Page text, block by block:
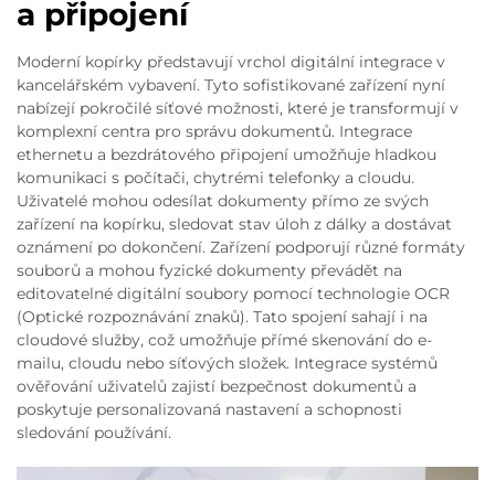
a připojení
Moderní kopírky představují vrchol digitální integrace v
kancelářském vybavení. Tyto sofistikované zařízení nyní
nabízejí pokročilé síťové možnosti, které je transformují v
komplexní centra pro správu dokumentů. Integrace
ethernetu a bezdrátového připojení umožňuje hladkou
komunikaci s počítači, chytrémi telefonky a cloudu.
Uživatelé mohou odesílat dokumenty přímo ze svých
zařízení na kopírku, sledovat stav úloh z dálky a dostávat
oznámení po dokončení. Zařízení podporují různé formáty
souborů a mohou fyzické dokumenty převádět na
editovatelné digitální soubory pomocí technologie OCR
(Optické rozpoznávání znaků). Tato spojení sahají i na
cloudové služby, což umožňuje přímé skenování do e-
mailu, cloudu nebo síťových složek. Integrace systémů
ověřování uživatelů zajistí bezpečnost dokumentů a
poskytuje personalizovaná nastavení a schopnosti
sledování používání.